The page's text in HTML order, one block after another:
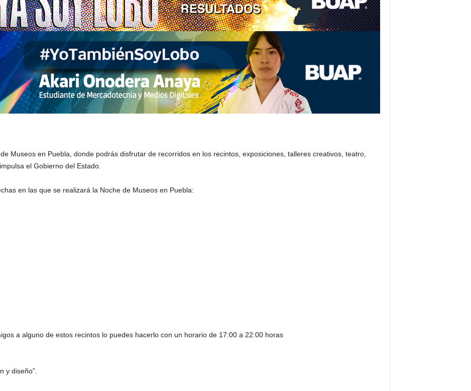
Museos en Puebla, donde podrás disfrutar de recorridos en los recintos, exposiciones, talleres creativos, teatro,
el Gobierno del Estado.
en las que se realizará la Noche de Museos en Puebla:
a alguno de estos recintos lo puedes hacerlo con un horario de 17:00 a 22:00 horas
y diseño”.